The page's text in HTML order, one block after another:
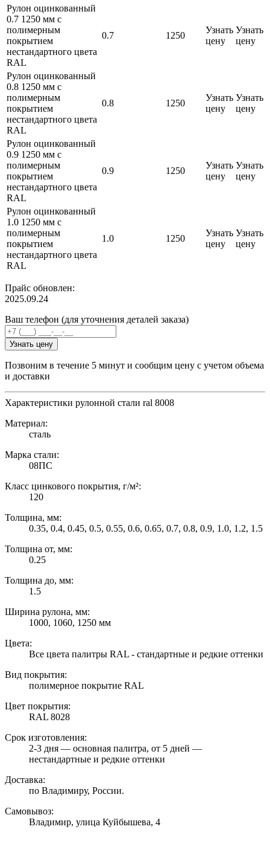
Рулон оцинкованный
0.7 1250 мм с
полимерным
покрытием
нестандартного цвета
RAL
0.7 1250
Узнать
цену
Узнать
цену
Рулон оцинкованный
0.8 1250 мм с
полимерным
покрытием
нестандартного цвета
RAL
0.8 1250
Узнать
цену
Узнать
цену
Рулон оцинкованный
0.9 1250 мм с
полимерным
покрытием
нестандартного цвета
RAL
0.9 1250
Узнать
цену
Узнать
цену
Рулон оцинкованный
1.0 1250 мм с
полимерным
покрытием
нестандартного цвета
RAL
1.0 1250
Узнать
цену
Узнать
цену
Прайс обновлен:
2025.09.24
Ваш телефон (для уточнения деталей заказа)
Узнать цену
Позвоним в течение 5 минут и сообщим цену с учетом объема
и доставки
Характеристики рулонной стали ral 8008
Материал:
сталь
Марка стали:
08ПС
Класс цинкового покрытия, г/м²:
120
Толщина, мм:
0.35, 0.4, 0.45, 0.5, 0.55, 0.6, 0.65, 0.7, 0.8, 0.9, 1.0, 1.2, 1.5
Толщина от, мм:
0.25
Толщина до, мм:
1.5
Ширина рулона, мм:
1000, 1060, 1250 мм
Цвета:
Все цвета палитры RAL - стандартные и редкие оттенки
Вид покрытия:
полимерное покрытие RAL
Цвет покрытия:
RAL 8028
Срок изготовления:
2-3 дня — основная палитра, от 5 дней —
нестандартные и редкие оттенки
Доставка:
по Владимиру, России.
Самовывоз:
Владимир, улица Куйбышева, 4